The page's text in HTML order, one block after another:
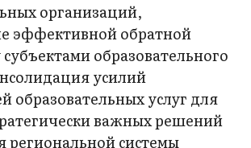
организаций,
эффективной обратной
образовательного
усилий
образовательных услуг для
важных решений
региональной системы